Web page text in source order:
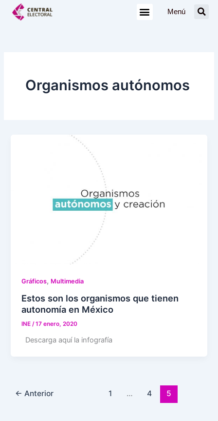
Menú
Organismos autónomos
Gráficos, Multimedia
Estos son los organismos que tienen
autonomía en México
INE/17 enero, 2020
Descarga aquí la infografía
← Anterior 1 … 4 5